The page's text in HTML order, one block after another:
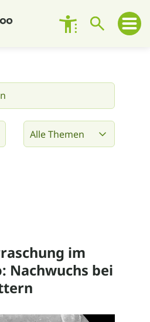
im
Nachwuchs bei